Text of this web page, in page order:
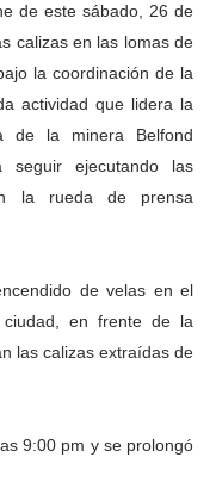
de este sábado, 26 de
calizas en las lomas de
la coordinación de la
actividad que lidera la
de la minera Belfond
seguir ejecutando las
la rueda de prensa
de velas en el
ciudad, en frente de la
las calizas extraídas de
9:00 pm y se prolongó